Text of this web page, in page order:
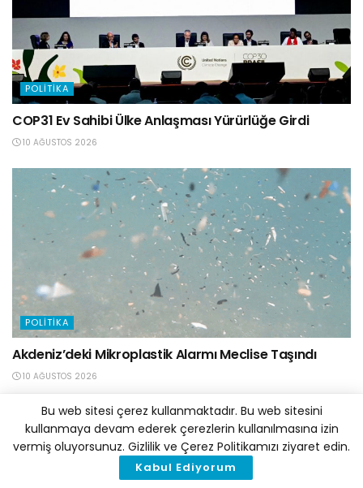
POLITIKA
COP31 Ev Sahibi Ülke Anlaşması Yürürlüğe Girdi
10 AĞUSTOS 2026
POLITIKA
Akdeniz’deki Mikroplastik Alarmı Meclise Taşındı
10 AĞUSTOS 2026
Bu web sitesi çerez kullanmaktadır. Bu web sitesini
kullanmaya devam ederek çerezlerin kullanılmasına izin
vermiş oluyorsunuz. Gizlilik ve Çerez Politikamızı ziyaret edin.
Kabul Ediyorum